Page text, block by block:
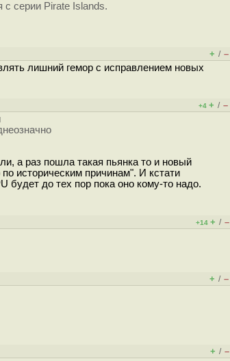
с серии Pirate Islands.
+ / –
лишний гемор с исправлением новых
+4 + / –
а раз пошла такая пьянка то и новый
историческим причинам". И кстати
будет до тех пор пока оно кому-то надо.
+14 + / –
+ / –
+ / –